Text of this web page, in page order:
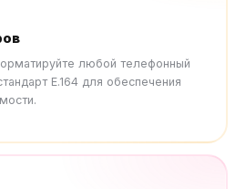
любой телефонный
E.164 для обеспечения